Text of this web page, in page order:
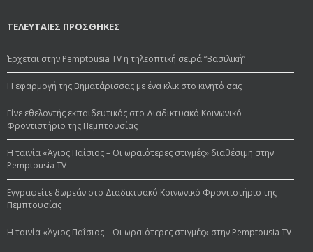
ΤΕΛΕΥΤΑΙΕΣ ΠΡΟΣΘΗΚΕΣ
Έρχεται στην Pemptousia TV η τηλεοπτική σειρά “Βασιλική”
Η εφαρμογή της Βηματάρισσας με ένα κλικ στο κινητό σας
Γίνε εθελοντής εκπαιδευτικός στο Διαδικτυακό Κοινωνικό
Φροντιστήριο της Πεμπτουσίας
Η ταινία «Άγιος Παΐσιος – Οι ωραιότερες στιγμές» διαθέσιμη στην
Pemptousia TV
Εγγραφείτε δωρεάν στο Διαδικτυακό Κοινωνικό Φροντιστήριο της
Πεμπτουσίας
Η ταινία «Άγιος Παΐσιος – Οι ωραιότερες στιγμές» στην Pemptousia TV